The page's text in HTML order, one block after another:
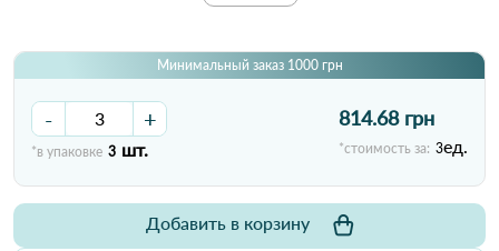
Минимальный заказ 1000 грн
- +
*в упаковке 3 шт.
814.68 грн
*стоимость за: 3ед.
Добавить в корзину